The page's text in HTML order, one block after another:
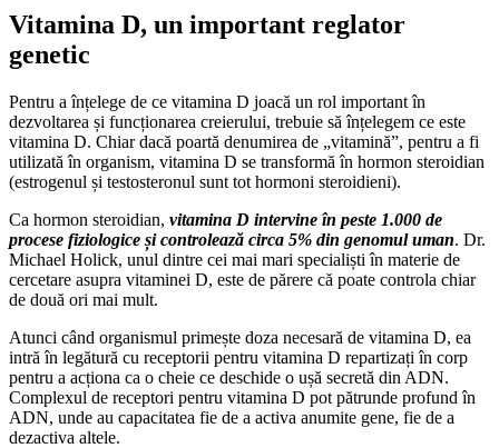
Vitamina D, un important reglator
genetic
Pentru a înțelege de ce vitamina D joacă un rol important în
dezvoltarea și funcționarea creierului, trebuie să înțelegem ce este
vitamina D. Chiar dacă poartă denumirea de „vitamină”, pentru a fi
utilizată în organism, vitamina D se transformă în hormon steroidian
(estrogenul și testosteronul sunt tot hormoni steroidieni).
Ca hormon steroidian, vitamina D intervine în peste 1.000 de
procese fiziologice și controlează circa 5% din genomul uman. Dr.
Michael Holick, unul dintre cei mai mari specialiști în materie de
cercetare asupra vitaminei D, este de părere că poate controla chiar
de două ori mai mult.
Atunci când organismul primește doza necesară de vitamina D, ea
intră în legătură cu receptorii pentru vitamina D repartizați în corp
pentru a acționa ca o cheie ce deschide o ușă secretă din ADN.
Complexul de receptori pentru vitamina D pot pătrunde profund în
ADN, unde au capacitatea fie de a activa anumite gene, fie de a
dezactiva altele.